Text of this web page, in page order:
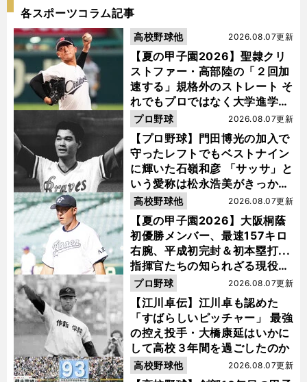
各スポーツコラム記事
【夏の甲子園2026】聖隷クリ
ストファー・高部陸の「２回加
速する」規格外のストレート そ
れでもプロではなく大学進学を
選ぶ理由
2026.08.07更新
高校野球他
【プロ野球】門田博光の加入で
守ったレフトでもベストナイン
に輝いた石嶺和彦 「サッサ」と
いう愛称は松永浩美がきっか
け？
2026.08.07更新
プロ野球
【夏の甲子園2026】大阪桐蔭
初優勝メンバー、最速157キロ
右腕、平成初完封＆初本塁打...
指揮官たちの知られざる現役時
代
2026.08.07更新
高校野球他
【江川卓伝】江川卓も認めた
「すばらしいピッチャー」 最強
の控え投手・大橋康延はいかに
して高校３年間を過ごしたのか
2026.08.07更新
プロ野球
2026.08.07更新
高校野球他